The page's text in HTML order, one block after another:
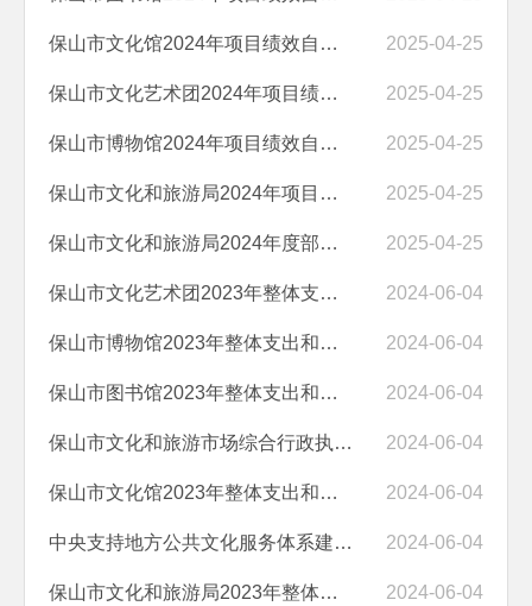
保山市文化馆2024年项目绩效自评表 2025-04-25
保山市文化艺术团2024年项目绩效自评表 2025-04-25
保山市博物馆2024年项目绩效自评表 2025-04-25
保山市文化和旅游局2024年项目绩效自评表 2025-04-25
保山市文化和旅游局2024年度部门整体支出绩效自评 2025-04-25
保山市文化艺术团2023年整体支出和项目支出绩效自评 2024-06-04
保山市博物馆2023年整体支出和项目支出绩效自评 2024-06-04
保山市图书馆2023年整体支出和项目支出绩效自评 2024-06-04
保山市文化和旅游市场综合行政执法支队2023年整体支出和项目支出绩效自... 2024-06-04
保山市文化馆2023年整体支出和项目支出绩效自评 2024-06-04
中央支持地方公共文化服务体系建设补助资金2023年度绩效自评报告 2024-06-04
保山市文化和旅游局2023年整体支出和项目支出绩效自评 2024-06-04